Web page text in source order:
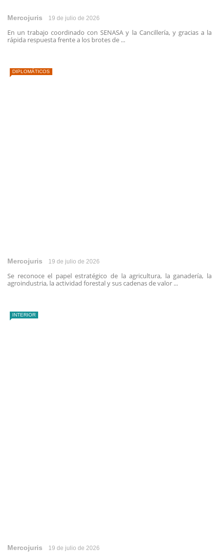
Mercojuris 19 de julio de 2026
En un trabajo coordinado con SENASA y la Cancillería, y gracias a la
rápida respuesta frente a los brotes de ...
DIPLOMÁTICOS
Mercojuris 19 de julio de 2026
Se reconoce el papel estratégico de la agricultura, la ganadería, la
agroindustria, la actividad forestal y sus cadenas de valor ...
INTERIOR
Mercojuris 19 de julio de 2026